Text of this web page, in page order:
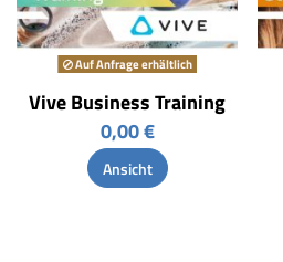
Auf Anfrage erhältlich
Vive Business Training
0,00 €
Ansicht